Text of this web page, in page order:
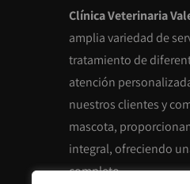
Clínica Veterinaria
amplia variedad de
tratamiento de
atención
nuestros clientes y
mascota,
integral, ofreciendo
completo.